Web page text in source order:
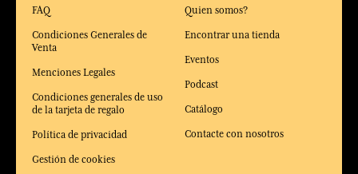
FAQ
Condiciones Generales de
Venta
Menciones Legales
Condiciones generales de uso
de la tarjeta de regalo
Política de privacidad
Gestión de cookies
Quien somos?
Encontrar una tienda
Eventos
Podcast
Catálogo
Contacte con nosotros